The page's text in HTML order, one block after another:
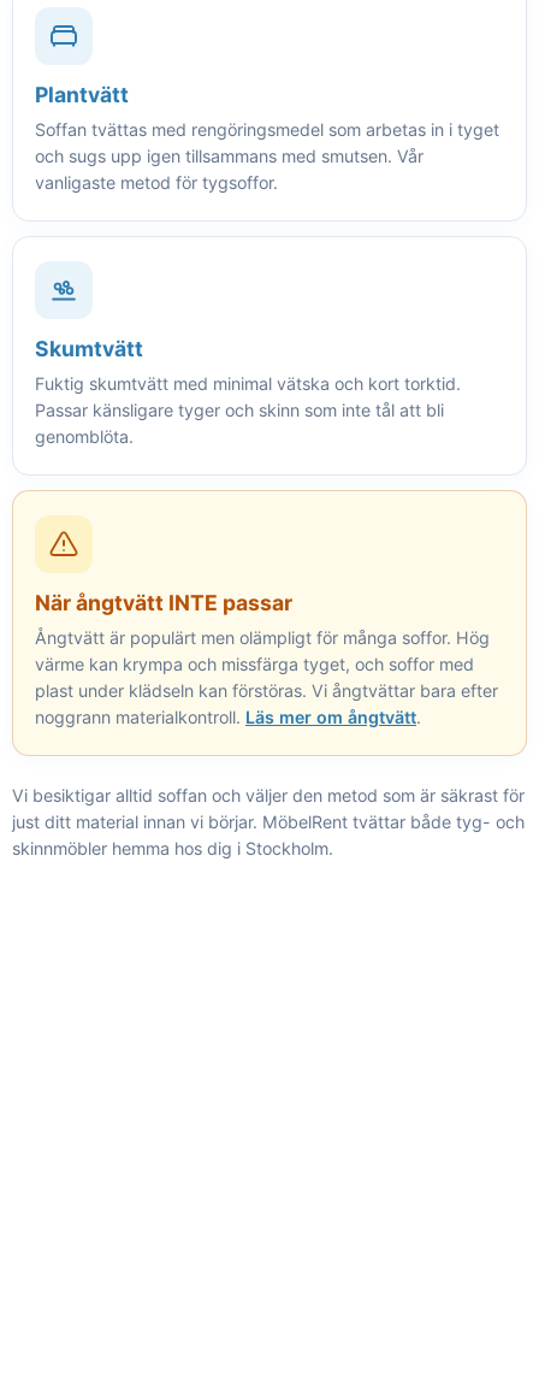
Plantvätt
Soffan tvättas med rengöringsmedel som arbetas in i tyget
och sugs upp igen tillsammans med smutsen. Vår
vanligaste metod för tygsoffor.
Skumtvätt
Fuktig skumtvätt med minimal vätska och kort torktid.
Passar känsligare tyger och skinn som inte tål att bli
genomblöta.
När ångtvätt INTE passar
Ångtvätt är populärt men olämpligt för många soffor. Hög
värme kan krympa och missfärga tyget, och soffor med
plast under klädseln kan förstöras. Vi ångtvättar bara efter
noggrann materialkontroll. Läs mer om ångtvätt.
Vi besiktigar alltid soffan och väljer den metod som är säkrast för
just ditt material innan vi börjar. MöbelRent tvättar både tyg- och
skinnmöbler hemma hos dig i Stockholm.